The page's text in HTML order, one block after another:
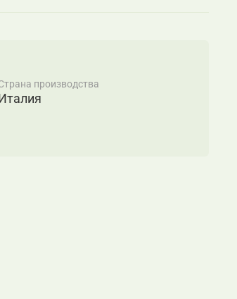
производства